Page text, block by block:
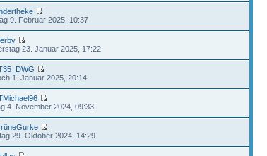
9. Februar 2025, 10:37
23. Januar 2025, 17:22
1. Januar 2025, 20:14
4. November 2024, 09:33
29. Oktober 2024, 14:29